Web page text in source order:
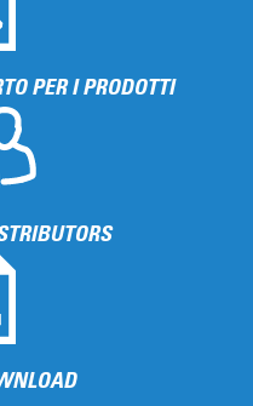
PER I PRODOTTI